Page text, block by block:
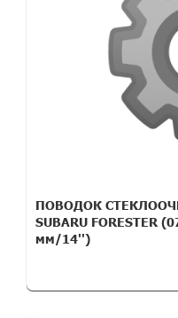
ПОВОДОК
SUBARU FORESTER
мм/14'')